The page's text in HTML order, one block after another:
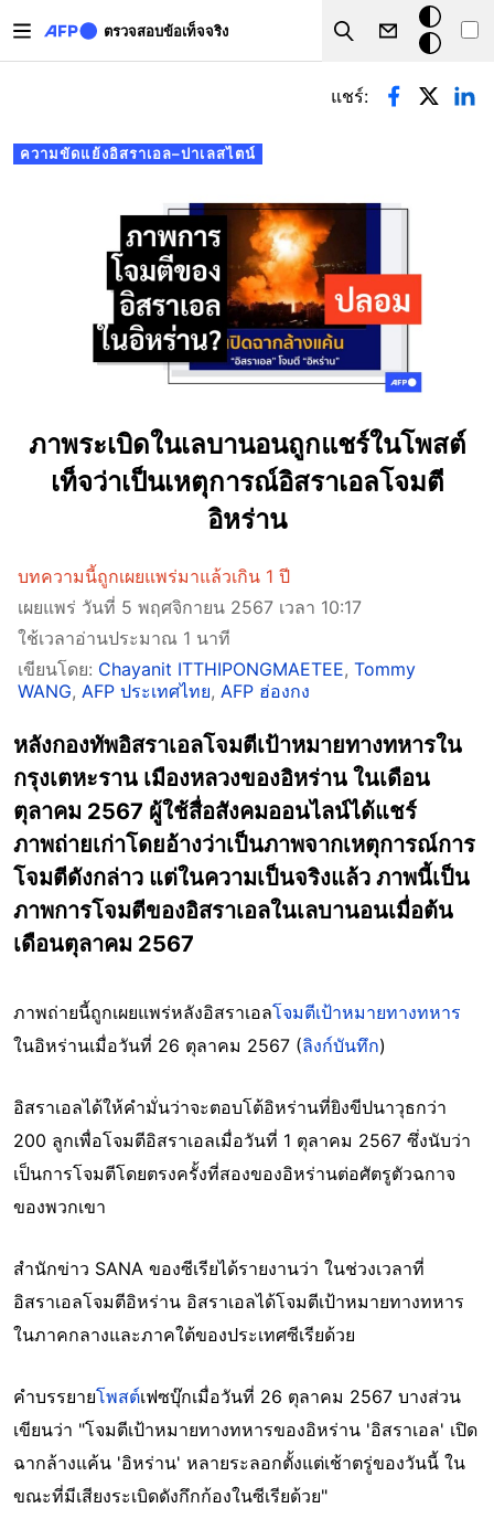
ตรวจสอบข้อเท็จจริง
Search
โหมด
มืด
Primary tabs
ความขัดแย้งอิสราเอล–ปาเลสไตน์
แชร์:
ภาพระเบิดในเลบานอนถูกแชร์ในโพสต์
เท็จว่าเป็นเหตุการณ์อิสราเอลโจมตี
อิหร่าน
บทความนี้ถูกเผยแพร่มาแล้วเกิน 1 ปี
เผยแพร่ วันที่ 5 พฤศจิกายน 2567 เวลา 10:17
ใช้เวลาอ่านประมาณ 1 นาที
เขียนโดย: Chayanit ITTHIPONGMAETEE, Tommy
WANG, AFP ประเทศไทย, AFP ฮ่องกง
หลังกองทัพอิสราเอลโจมตีเป้าหมายทางทหารใน
กรุงเตหะราน เมืองหลวงของอิหร่าน ในเดือน
ตุลาคม 2567 ผู้ใช้สื่อสังคมออนไลน์ได้แชร์
ภาพถ่ายเก่าโดยอ้างว่าเป็นภาพจากเหตุการณ์การ
โจมตีดังกล่าว แต่ในความเป็นจริงแล้ว ภาพนี้เป็น
ภาพการโจมตีของอิสราเอลในเลบานอนเมื่อต้น
เดือนตุลาคม 2567
ภาพถ่ายนี้ถูกเผยแพร่หลังอิสราเอลโจมตีเป้าหมายทางทหาร
ในอิหร่านเมื่อวันที่ 26 ตุลาคม 2567 (ลิงก์บันทึก)
อิสราเอลได้ให้คำมั่นว่าจะตอบโต้อิหร่านที่ยิงขีปนาวุธกว่า
200 ลูกเพื่อโจมตีอิสราเอลเมื่อวันที่ 1 ตุลาคม 2567 ซึ่งนับว่า
เป็นการโจมตีโดยตรงครั้งที่สองของอิหร่านต่อศัตรูตัวฉกาจ
ของพวกเขา
สำนักข่าว SANA ของซีเรียได้รายงานว่า ในช่วงเวลาที่
อิสราเอลโจมตีอิหร่าน อิสราเอลได้โจมตีเป้าหมายทางทหาร
ในภาคกลางและภาคใต้ของประเทศซีเรียด้วย
คำบรรยายโพสต์เฟซบุ๊กเมื่อวันที่ 26 ตุลาคม 2567 บางส่วน
เขียนว่า "โจมตีเป้าหมายทางทหารของอิหร่าน 'อิสราเอล' เปิด
ฉากล้างแค้น 'อิหร่าน' หลายระลอกตั้งแต่เช้าตรู่ของวันนี้ ใน
ขณะที่มีเสียงระเบิดดังกึกก้องในซีเรียด้วย"